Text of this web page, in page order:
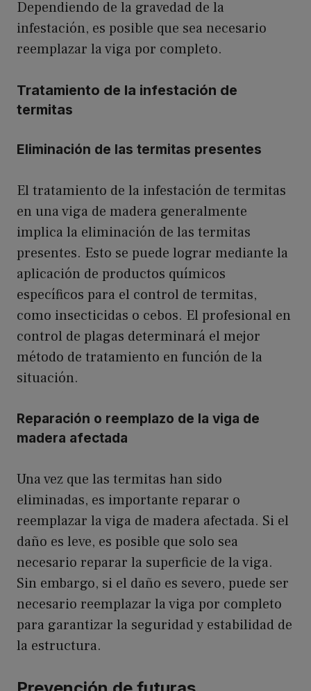
Dependiendo de la gravedad de la
infestación, es posible que sea necesario
reemplazar la viga por completo.
Tratamiento de la infestación de
termitas
Eliminación de las termitas presentes
El tratamiento de la infestación de termitas
en una viga de madera generalmente
implica la eliminación de las termitas
presentes. Esto se puede lograr mediante la
aplicación de productos químicos
específicos para el control de termitas,
como insecticidas o cebos. El profesional en
control de plagas determinará el mejor
método de tratamiento en función de la
situación.
Reparación o reemplazo de la viga de
madera afectada
Una vez que las termitas han sido
eliminadas, es importante reparar o
reemplazar la viga de madera afectada. Si el
daño es leve, es posible que solo sea
necesario reparar la superficie de la viga.
Sin embargo, si el daño es severo, puede ser
necesario reemplazar la viga por completo
para garantizar la seguridad y estabilidad de
la estructura.